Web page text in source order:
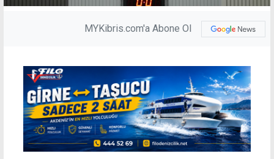
MYKibris.com'a Abone Ol